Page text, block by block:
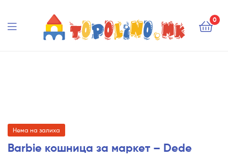
0
Нема на залиха
Barbie кошница за маркет – Dede